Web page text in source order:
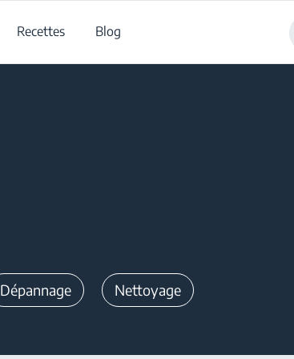
Recettes Blog
Dépannage Nettoyage